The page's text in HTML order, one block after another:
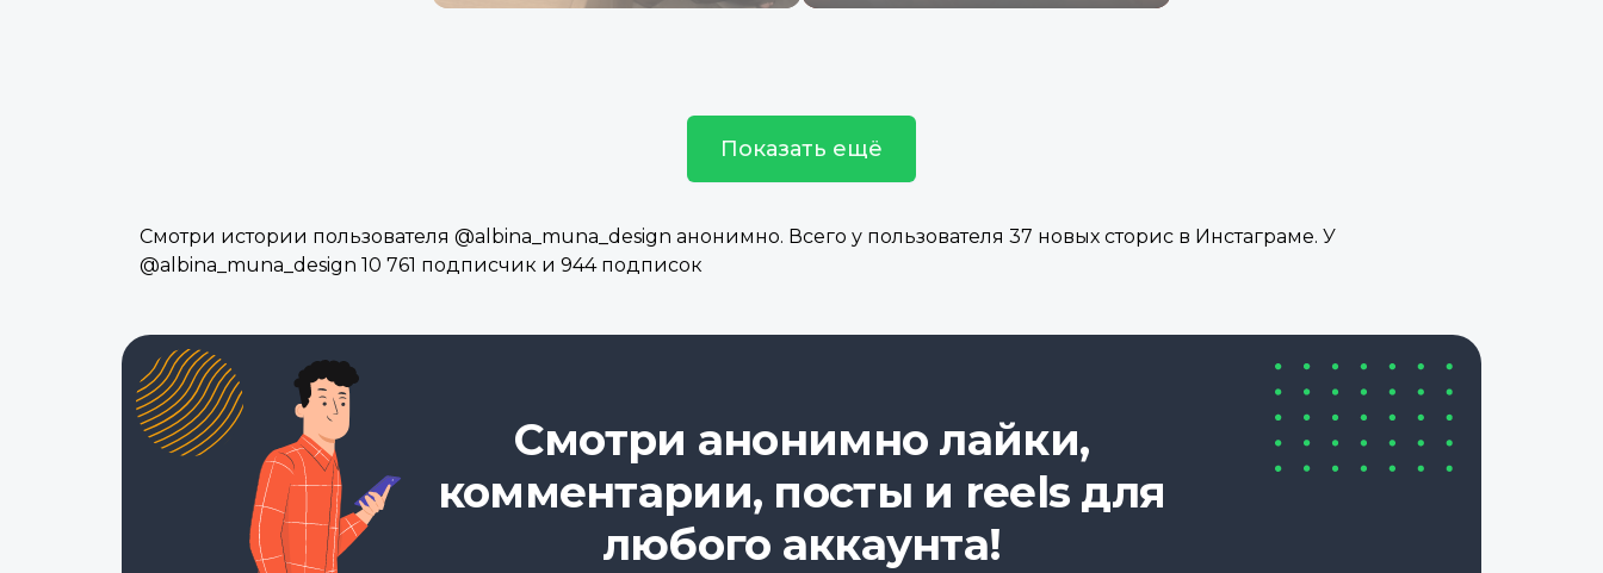
Показать ещё
Смотри истории пользователя @albina_muna_design анонимно. Всего у пользователя 37 новых сторис в Инстаграме. У
@albina_muna_design 10 761 подписчик и 944 подписок
Смотри анонимно лайки,
комментарии, посты и reels для
любого аккаунта!